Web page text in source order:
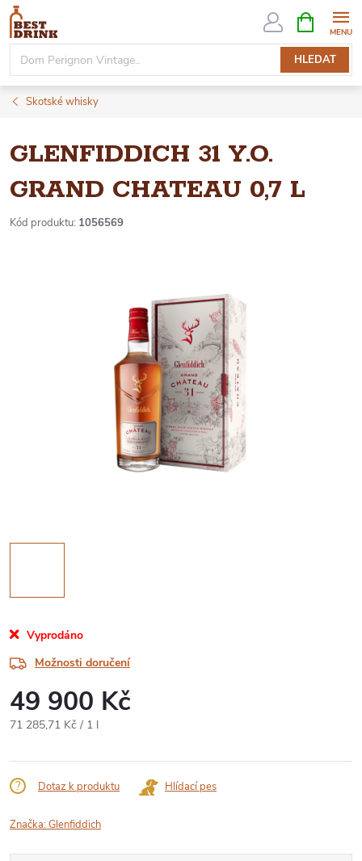
Přejít
obsah
HLEDAT
NÁKUPNÍ
KOŠÍK
Skotské whisky
GLENFIDDICH 31 Y.O.
GRAND CHATEAU 0,7 L
Kód produktu: 1056569
Vyprodáno
Možnosti doručení
49 900 Kč
Měrná
71 285,71 Kč / 1 l
Dotaz k produktu Hlídací pes
Značka:Glenfiddich